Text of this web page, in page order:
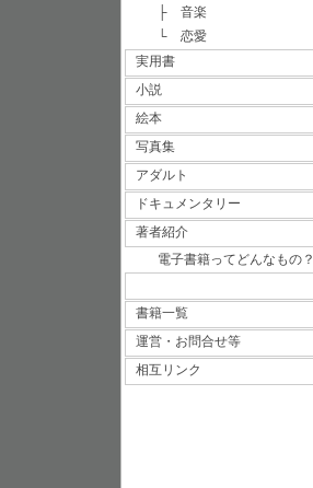
├ 音楽
└ 恋愛
実用書
小説
絵本
写真集
アダルト
ドキュメンタリー
著者紹介
電子書籍ってどんなもの？
書籍一覧
運営・お問合せ等
相互リンク